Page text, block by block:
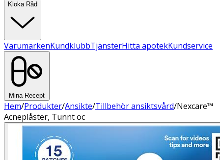
Kloka Råd
VarumärkenKundklubbTjänsterHitta apotekKundservice
Mina Recept
Hem/Produkter/Ansikte/Tillbehör ansiktsvård/Nexcare™
Acneplåster, Tunnt oc